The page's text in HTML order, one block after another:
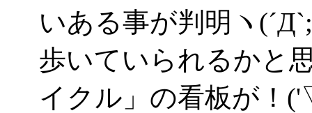
いある事が判明ヽ
歩いていられるかと
イクル」の看板が！